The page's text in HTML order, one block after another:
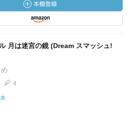
月は迷宮の鏡 (Dream スマッシュ!
4